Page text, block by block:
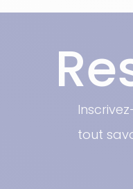
tout